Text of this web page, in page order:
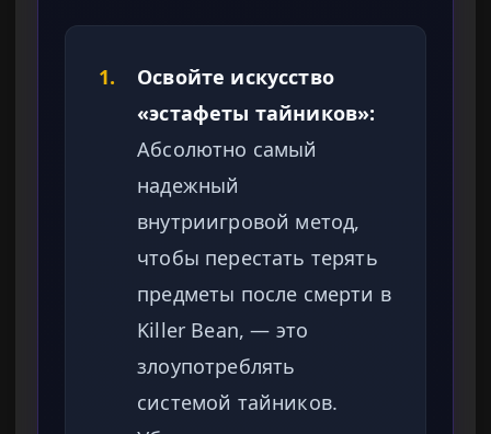
1.
Освойте искусство
«эстафеты тайников»:
Абсолютно самый
надежный
внутриигровой метод,
чтобы перестать терять
предметы после смерти в
Killer Bean, — это
злоупотреблять
системой тайников.